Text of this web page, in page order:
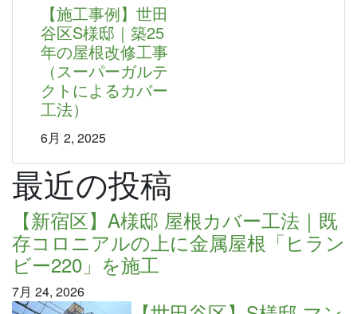
【施工事例】世田
谷区S様邸｜築25
年の屋根改修工事
（スーパーガルテ
クトによるカバー
工法）
6月 2, 2025
最近の投稿
【新宿区】A様邸 屋根カバー工法｜既
存コロニアルの上に金属屋根「ヒラン
ビー220」を施工
7月 24, 2026